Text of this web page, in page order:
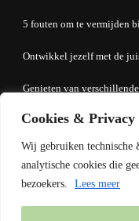
Cookies & Privacy
Wij gebruiken technische
analytische cookies die
bezoekers.
Lees meer
5 fouten om te vermijden
Ontwikkel jezelf met de
Genieten van
© Copyright 2026Fun-